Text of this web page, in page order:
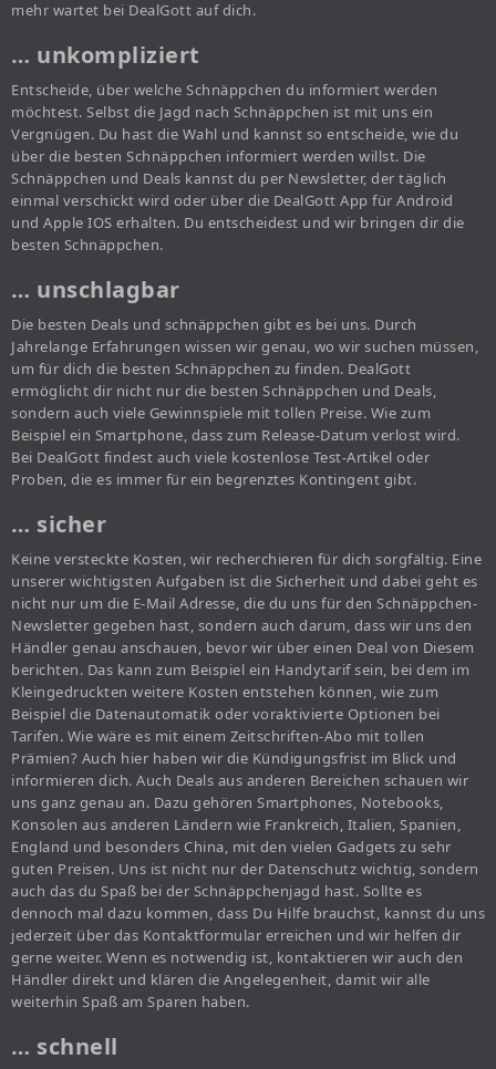
mehr wartet bei DealGott auf dich.
… unkompliziert
Entscheide, über welche Schnäppchen du informiert werden
möchtest. Selbst die Jagd nach Schnäppchen ist mit uns ein
Vergnügen. Du hast die Wahl und kannst so entscheide, wie du
über die besten Schnäppchen informiert werden willst. Die
Schnäppchen und Deals kannst du per Newsletter, der täglich
einmal verschickt wird oder über die DealGott App für Android
und Apple IOS erhalten. Du entscheidest und wir bringen dir die
besten Schnäppchen.
… unschlagbar
Die besten Deals und schnäppchen gibt es bei uns. Durch
Jahrelange Erfahrungen wissen wir genau, wo wir suchen müssen,
um für dich die besten Schnäppchen zu finden. DealGott
ermöglicht dir nicht nur die besten Schnäppchen und Deals,
sondern auch viele Gewinnspiele mit tollen Preise. Wie zum
Beispiel ein Smartphone, dass zum Release-Datum verlost wird.
Bei DealGott findest auch viele kostenlose Test-Artikel oder
Proben, die es immer für ein begrenztes Kontingent gibt.
… sicher
Keine versteckte Kosten, wir recherchieren für dich sorgfältig. Eine
unserer wichtigsten Aufgaben ist die Sicherheit und dabei geht es
nicht nur um die E-Mail Adresse, die du uns für den Schnäppchen-
Newsletter gegeben hast, sondern auch darum, dass wir uns den
Händler genau anschauen, bevor wir über einen Deal von Diesem
berichten. Das kann zum Beispiel ein Handytarif sein, bei dem im
Kleingedruckten weitere Kosten entstehen können, wie zum
Beispiel die Datenautomatik oder voraktivierte Optionen bei
Tarifen. Wie wäre es mit einem Zeitschriften-Abo mit tollen
Prämien? Auch hier haben wir die Kündigungsfrist im Blick und
informieren dich. Auch Deals aus anderen Bereichen schauen wir
uns ganz genau an. Dazu gehören Smartphones, Notebooks,
Konsolen aus anderen Ländern wie Frankreich, Italien, Spanien,
England und besonders China, mit den vielen Gadgets zu sehr
guten Preisen. Uns ist nicht nur der Datenschutz wichtig, sondern
auch das du Spaß bei der Schnäppchenjagd hast. Sollte es
dennoch mal dazu kommen, dass Du Hilfe brauchst, kannst du uns
jederzeit über das Kontaktformular erreichen und wir helfen dir
gerne weiter. Wenn es notwendig ist, kontaktieren wir auch den
Händler direkt und klären die Angelegenheit, damit wir alle
weiterhin Spaß am Sparen haben.
… schnell